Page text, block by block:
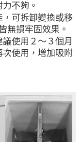
不夠。
，可拆卸變換或移
無損牢固效果。
使用２～３個月
使用，增加吸附